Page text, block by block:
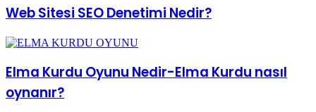
Elma Kurdu Oyunu Nedir-Elma Kurdu nasıl
oynanır?
Bir yanıt yazın